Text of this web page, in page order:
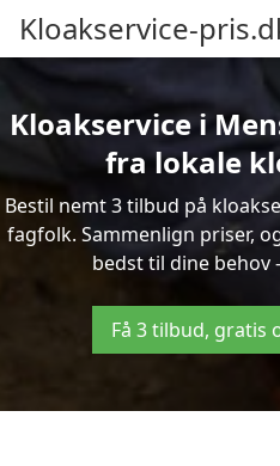
Kloakservice-
Kloakservice i
fra lokale
Bestil nemt 3 tilbud på
fagfolk. Sammenlign priser,
bedst til dine behov
Få 3 tilbud, gratis